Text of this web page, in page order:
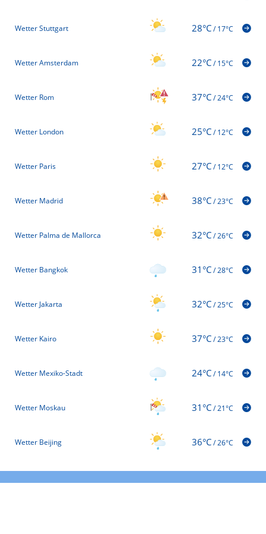
Wetter Stuttgart 28°C/17°C
Wetter Amsterdam 22°C/15°C
Wetter Rom 37°C/24°C
Wetter London 25°C/12°C
Wetter Paris 27°C/12°C
Wetter Madrid 38°C/23°C
Wetter Palma de Mallorca 32°C/26°C
Wetter Bangkok 31°C/28°C
Wetter Jakarta 32°C/25°C
Wetter Kairo 37°C/23°C
Wetter Mexiko-Stadt 24°C/14°C
Wetter Moskau 31°C/21°C
Wetter Beijing 36°C/26°C